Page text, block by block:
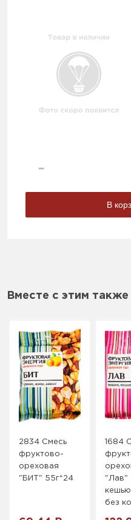
В
Вместе с этим
2834 Смесь
фруктово-
ореховая
"БИТ" 55г*24
1684
"Лав"
без